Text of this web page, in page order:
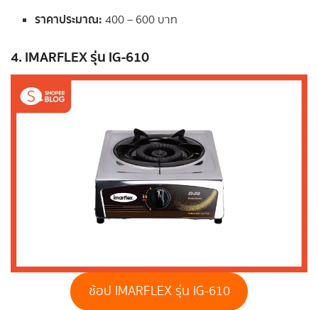
ราคาประมาณ: 400 – 600 บาท
4. IMARFLEX รุ่น IG-610
ช้อป IMARFLEX รุ่น IG-610